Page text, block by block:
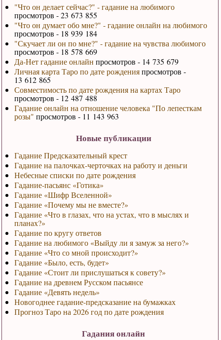
"Что он делает сейчас?" - гадание на любимого
просмотров - 23 673 855
"Что он думает обо мне?" - гадание онлайн на любимого
просмотров - 18 939 184
"Скучает ли он по мне?" - гадание на чувства любимого
просмотров - 18 578 669
Да-Нет гадание онлайн просмотров - 14 735 679
Личная карта Таро по дате рожденияпросмотров -
13 612 865
Совместимость по дате рождения на картах Таро
просмотров - 12 487 488
Гадание онлайн на отношение человека "По лепесткам
розы" просмотров - 11 143 963
Новые публикации
Гадание Предсказательный крест
Гадание на палочках-черточках на работу и деньги
Небесные списки по дате рождения
Гадание-пасьянс «Готика»
Гадание «Шифр Вселенной»
Гадание «Почему мы не вместе?»
Гадание «Что в глазах, что на устах, что в мыслях и
планах?»
Гадание по кругу ответов
Гадание на любимого «Выйду ли я замуж за него?»
Гадание «Что со мной происходит?»
Гадание «Было, есть, будет»
Гадание «Стоит ли прислушаться к совету?»
Гадание на древнем Русском пасьянсе
Гадание «Девять недель»
Новогоднее гадание-предсказание на бумажках
Прогноз Таро на 2026 год по дате рождения
Гадания онлайн